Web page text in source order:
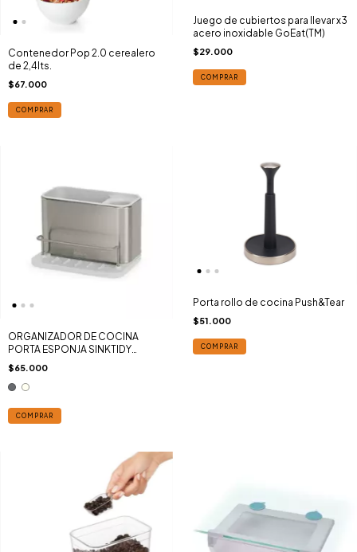
Contenedor Pop 2.0 cerealero
de 2,4lts.
$67.000
COMPRAR
Juego de cubiertos para llevar x3
acero inoxidable GoEat(TM)
$29.000
COMPRAR
ORGANIZADOR DE COCINA
PORTA ESPONJA SINKTIDY
MEDIANO
$65.000
COMPRAR
Porta rollo de cocina Push&Tear
$51.000
COMPRAR